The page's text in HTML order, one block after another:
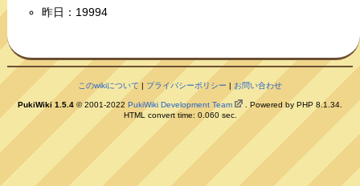
昨日：19994
このwikiについて | プライバシーポリシー | お問い合わせ
PukiWiki 1.5.4 © 2001-2022 PukiWiki Development Team
. Powered by PHP 8.1.34.
HTML convert time: 0.060 sec.